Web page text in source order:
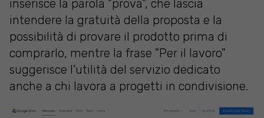
inserisce la parola "prova", che lascia
intendere la gratuità della proposta e la
possibilità di provare il prodotto prima di
comprarlo, mentre la frase "Per il lavoro"
suggerisce l’utilità del servizio dedicato
anche a chi lavora a progetti in condivisione.